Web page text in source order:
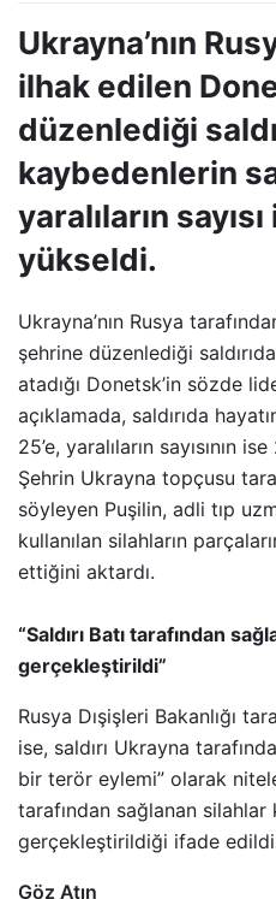
Ukrayna’nın
ilhak edilen
düzenlediği
kaybedenlerin
yaralıların
yükseldi.
Ukrayna’nın Rusya
şehrine düzenlediği
atadığı Donetsk’in sözde
açıklamada, saldırıda
25’e, yaralıların sayısının
Şehrin Ukrayna topçusu
söyleyen Puşilin, adli tıp
kullanılan silahların
ettiğini aktardı.
“Saldırı Batı tarafından
gerçekleştirildi”
Rusya Dışişleri Bakanlığı
ise, saldırı Ukrayna
bir terör eylemi” olarak
tarafından sağlanan silahlar
gerçekleştirildiği ifade
Göz Atın